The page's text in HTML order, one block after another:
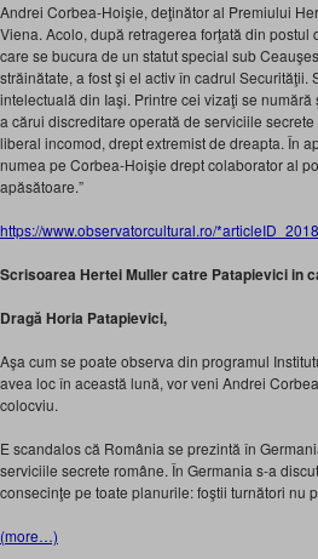
Andrei Corbea-Hoişie, deţinător al Premiului
Viena. Acolo, după retragerea forţată din
care se bucura de un statut special sub
străinătate, a fost şi el activ în cadrul
intelectuală din Iaşi. Printre cei vizaţi se
a cărui discreditare operată de serviciile
liberal incomod, drept extremist de dreapta. În
numea pe Corbea-Hoişie drept colaborator al
apăsătoare.”
https://www.observatorcultural.ro/
Scrisoarea Hertei Muller catre Patapievici in
Dragă Horia Patapievici,
Aşa cum se poate observa din programul
avea loc în această lună, vor veni Andrei
colocviu.
E scandalos că România se prezintă în
serviciile secrete române. În Germania s-a
consecinţe pe toate planurile: foştii turnători nu
(more…)